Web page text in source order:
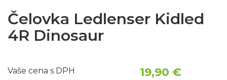
Čelovka Ledlenser Kidled
4R Dinosaur
Vaše cena s DPH 19,90 €